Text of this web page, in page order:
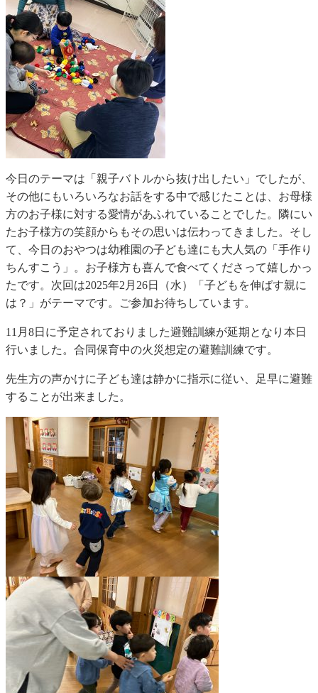
今日のテーマは「親子バトルから抜け出したい」でしたが、
その他にもいろいろなお話をする中で感じたことは、お母様
方のお子様に対する愛情があふれていることでした。隣にい
たお子様方の笑顔からもその思いは伝わってきました。そし
て、今日のおやつは幼稚園の子ども達にも大人気の「手作り
ちんすこう」。お子様方も喜んで食べてくださって嬉しかっ
たです。次回は2025年2月26日（水）「子どもを伸ばす親に
は？」がテーマです。ご参加お待ちしています。
11月8日に予定されておりました避難訓練が延期となり本日
行いました。合同保育中の火災想定の避難訓練です。
先生方の声かけに子ども達は静かに指示に従い、足早に避難
することが出来ました。